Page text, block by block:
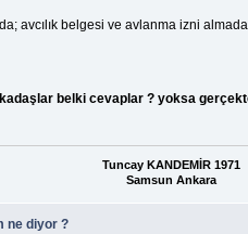
avcılık belgesi ve avlanma izni
belki cevaplar ? yoksa
Tuncay KANDEMİR 1971
Samsun Ankara
ne diyor ?